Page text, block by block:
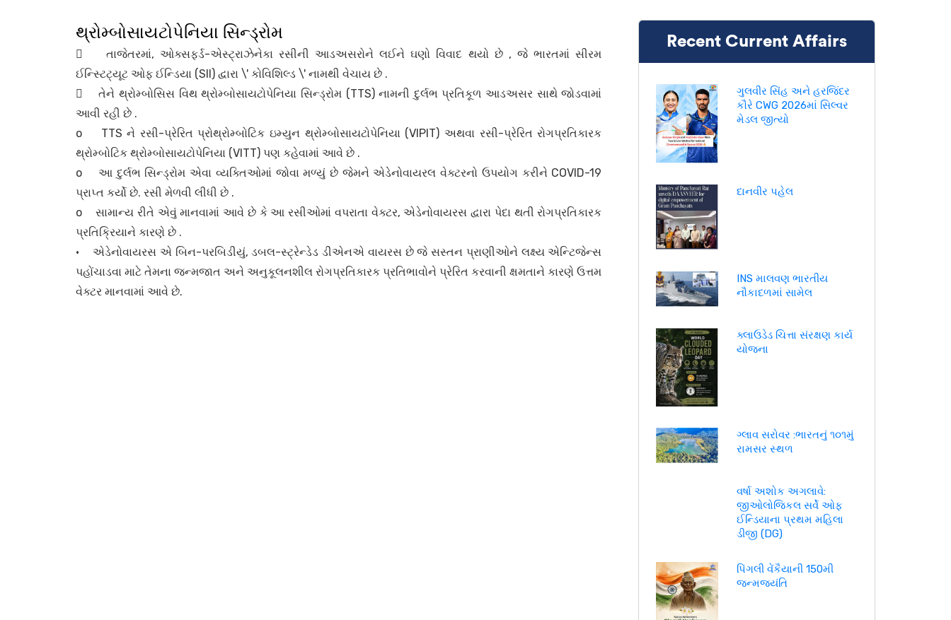
થ્રોમ્બોસાયટોપેનિયા સિન્ડ્રોમ
 તાજેતરમાં, ઓક્સફર્ડ-એસ્ટ્રાઝેનેકા રસીની આડઅસરોને લઈને ઘણો વિવાદ થયો છે , જે ભારતમાં સીરમ
ઈન્સ્ટિટ્યૂટ ઓફ ઈન્ડિયા (SII) દ્વારા \' કોવિશિલ્ડ \' નામથી વેચાય છે .
 તેને થ્રોમ્બોસિસ વિથ થ્રોમ્બોસાયટોપેનિયા સિન્ડ્રોમ (TTS) નામની દુર્લભ પ્રતિકૂળ આડઅસર સાથે જોડવામાં
આવી રહી છે .
o TTS ને રસી-પ્રેરિત પ્રોથ્રોમ્બોટિક ઇમ્યુન થ્રોમ્બોસાયટોપેનિયા (VIPIT) અથવા રસી-પ્રેરિત રોગપ્રતિકારક
થ્રોમ્બોટિક થ્રોમ્બોસાયટોપેનિયા (VITT) પણ કહેવામાં આવે છે .
o આ દુર્લભ સિન્ડ્રોમ એવા વ્યક્તિઓમાં જોવા મળ્યું છે જેમને એડેનોવાયરલ વેક્ટરનો ઉપયોગ કરીને COVID-19
પ્રાપ્ત કર્યો છે. રસી મેળવી લીધી છે .
o સામાન્ય રીતે એવું માનવામાં આવે છે કે આ રસીઓમાં વપરાતા વેક્ટર, એડેનોવાયરસ દ્વારા પેદા થતી રોગપ્રતિકારક
પ્રતિક્રિયાને કારણે છે .
• એડેનોવાયરસ એ બિન-પરબિડીયું, ડબલ-સ્ટ્રેન્ડેડ ડીએનએ વાયરસ છે જે સસ્તન પ્રાણીઓને લક્ષ્ય એન્ટિજેન્સ
પહોંચાડવા માટે તેમના જન્મજાત અને અનુકૂલનશીલ રોગપ્રતિકારક પ્રતિભાવોને પ્રેરિત કરવાની ક્ષમતાને કારણે ઉત્તમ
વેક્ટર માનવામાં આવે છે.
Recent Current Affairs
ગુલવીર સિંહ અને હરજિંદર
કૌરે CWG 2026માં સિલ્વર
મેડલ જીત્યો
દાનવીર પહેલ
INS માલવણ ભારતીય
નૌકાદળમાં સામેલ
ક્લાઉડેડ ચિત્તા સંરક્ષણ કાર્ય
યોજના
ગ્લાવ સરોવર :ભારતનું ૧૦૧મું
રામસર સ્થળ
વર્ષા અશોક અગલાવે:
જીઓલોજિકલ સર્વે ઓફ
ઈન્ડિયાના પ્રથમ મહિલા
ડીજી (DG)
પિંગલી વેંકૈયાની 150મી
જન્મજયંતિ